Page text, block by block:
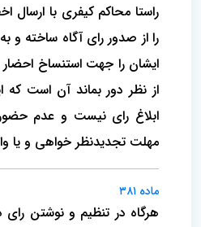
راستا محاکم کیفری با ارسال
را از صدور رای آگاه ساخته و
ایشان را جهت استنساخ احضار
از نظر دور بماند آن است که
ابلاغ رای نیست و عدم
مهلت تجدیدنظر خواهی و یا
ماده ۳۸۱
هرگاه در تنظیم و نوشتن رای